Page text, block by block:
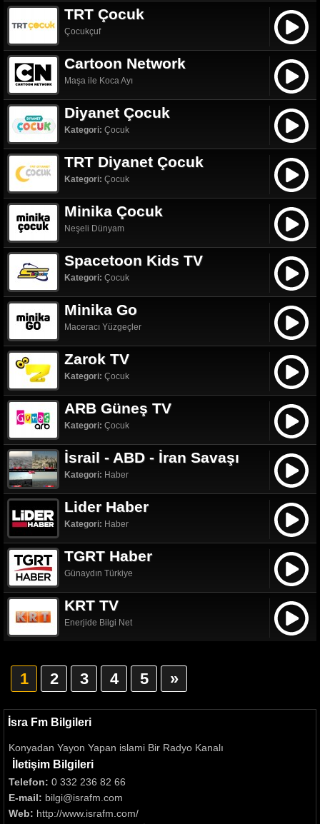
TRT Çocuk
Çocukçuf
Cartoon Network
Maşa ile Koca Ayı
Diyanet Çocuk
Kategori: Çocuk
TRT Diyanet Çocuk
Kategori: Çocuk
Minika Çocuk
Neşeli Dünyam
Spacetoon Kids TV
Kategori: Çocuk
Minika Go
Maceracı Yüzgeçler
Zarok TV
Kategori: Çocuk
ARB Güneş TV
Kategori: Çocuk
İsrail - ABD - İran Savaşı
Kategori: Haber
Lider Haber
Kategori: Haber
TGRT Haber
Günaydın Türkiye
KRT TV
Enerjide Bilgi Net
1 2 3 4 5 »
İsra Fm Bilgileri
Konyadan Yayon Yapan islami Bir Radyo Kanalı
İletişim Bilgileri
Telefon: 0 332 236 82 66
E-mail: bilgi@israfm.com
Web: http://www.israfm.com/